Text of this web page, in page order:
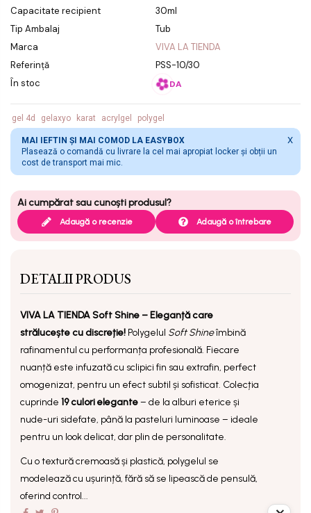
Capacitate recipient
30ml
Tip Ambalaj
Tub
Marca
VIVA LA TIENDA
Referință
PSS-10/30
În stoc
DA
gel 4d gelaxyo karat acrylgel polygel
MAI IEFTIN ȘI MAI COMOD LA EASYBOX
Plasează o comandă cu livrare la cel mai apropiat locker și obții un
cost de transport mai mic.
X
Adaugă o recenzie Adaugă o întrebare
DETALII PRODUS
VIVA LA TIENDA Soft Shine – Eleganță care
strălucește cu discreție! Polygelul Soft Shineîmbină
rafinamentul cu performanța profesională. Fiecare
nuanță este infuzată cu sclipici fin sau extrafin, perfect
omogenizat, pentru un efect subtil și sofisticat. Colecția
cuprinde 19 culori elegante– de la alburi eterice și
nude-uri sidefate, până la pasteluri luminoase – ideale
pentru un look delicat, dar plin de personalitate.
Cu otextură cremoasă și plastică, polygelul se
modelează cu ușurință, fără să se lipească de pensulă,
oferind control...